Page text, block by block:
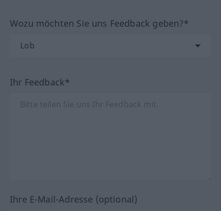
Wozu möchten Sie uns Feedback geben?*
Ihr Feedback*
Ihre E-Mail-Adresse (optional)